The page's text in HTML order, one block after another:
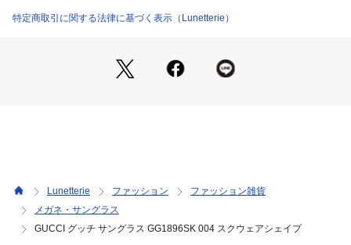
プルにはLETTERING LOGOが美しくあしらわれ、さりげなく
仕様で、日本人の骨格にも自然に馴染む設計となっています。
フレームには環境に配慮したリサイクルアセテートを、レンズ
CI/グッチサングラス】【GUCCI/グッチアイウェア】【Gucci
Eyewear】【グッチサングラス】
特定商取引に関する法律に基づく表示（Lunetterie）
Lunetterie ファッション
ファッション雑貨
メガネ・サングラス
GUCCI グッチ サングラス GG1896SK 004 スクウェアシェイプ